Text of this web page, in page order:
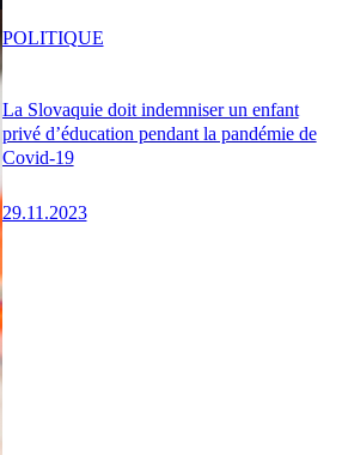
La Slovaquie doit indemniser un enfant
privé d’éducation pendant la pandémie de
Covid-19
29.11.2023
POLITIQUE